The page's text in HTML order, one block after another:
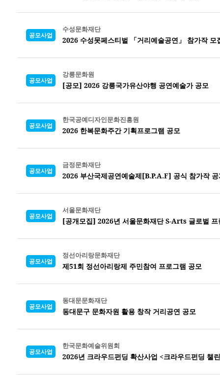
공모사업
수성문화재단
2026 수성못페스티벌 「거리예술공연」 참가작 모
공모사업
강릉문화원
[공모] 2026 강릉국가유산야행 공연예술가 공모
공모사업
한국공예디자인문화진흥원
2026 한복문화주간 기획프로그램 공모
공모사업
금정문화재단
2026 부산국제공연예술제[B.P.A.F] 공식 참가작
공모사업
서울문화재단
[공개모집] 2026년 서울문화재단 S-Arts 글로벌 프
공모사업
정선아리랑문화재단
제51회 정선아리랑제 주민참여 프로그램 공모
공모사업
동대문문화재단
동대문구 문화자원 활용 창작 거리공연 공모
공모사업
한국문화예술위원회
2026년 크라우드펀딩 확산사업 <크라우드펀딩 챌